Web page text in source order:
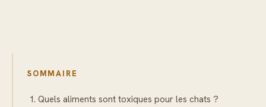
SOMMAIRE
Quels aliments sont toxiques pour les chats ?